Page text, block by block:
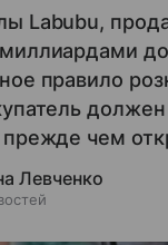
Labubu,
правило
должен
прежде чем
Левченко